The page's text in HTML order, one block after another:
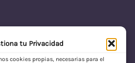
tu Privacidad
cookies propias, necesarias para el